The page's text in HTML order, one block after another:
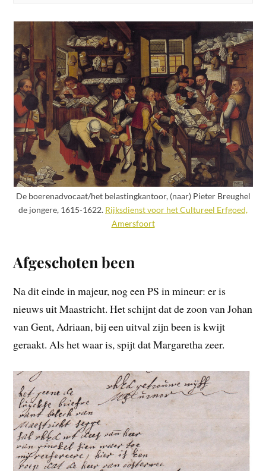
De boerenadvocaat/het belastingkantoor, (naar) Pieter Breughel
de jongere, 1615-1622. Rijksdienst voor het Cultureel Erfgoed,
Amersfoort
Afgeschoten been
Na dit einde in majeur, nog een PS in mineur: er is
nieuws uit Maastricht. Het schijnt dat de zoon van Johan
van Gent, Adriaan, bij een uitval zijn been is kwijt
geraakt. Als het waar is, spijt dat Margaretha zeer.